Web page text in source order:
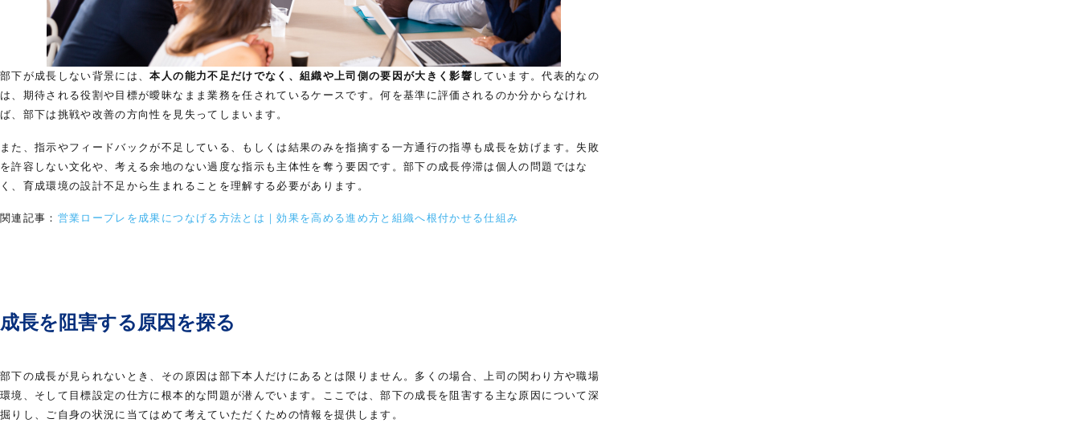
部下が成長しない背景には、本人の能力不足だけでなく、組織や上司側の要因が大きく影響 しています。代表的なの
は、期待される役割や目標が曖昧なまま業務を任されているケースです。何を基準に評価されるのか分からなけれ
ば、部下は挑戦や改善の方向性を見失ってしまいます。
また、指示やフィードバックが不足している、もしくは結果のみを指摘する一方通行の指導も成長を妨げます。失敗
を許容しない文化や、考える余地のない過度な指示も主体性を奪う要因です。部下の成長停滞は個人の問題ではな
く、育成環境の設計不足から生まれることを理解する必要があります。
関連記事： 営業ロープレを成果につなげる方法とは｜効果を高める進め方と組織へ根付かせる仕組み
成長を阻害する原因を探る
部下の成長が見られないとき、その原因は部下本人だけにあるとは限りません。多くの場合、上司の関わり方や職場
環境、そして目標設定の仕方に根本的な問題が潜んでいます。ここでは、部下の成長を阻害する主な原因について深
掘りし、ご自身の状況に当てはめて考えていただくための情報を提供します。